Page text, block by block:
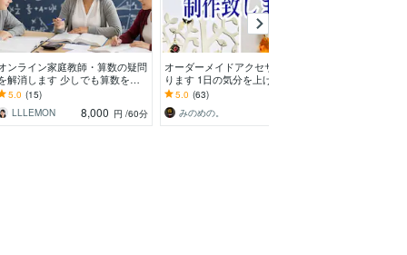
ンライン家庭教師・算数の疑問
解消します 少しでも算数を好
になってもらえるよう全力でサ
ポートします！
5.0 (15)
LLLEMON
8,000 円 /60分
オーダーメイドアクセサリーつく
ります 1日の気分を上げるお手伝
いをいたします♡
5.0 (63)
みのめの。